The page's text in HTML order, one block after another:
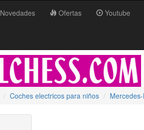
Novedades Ofertas Youtube
Coches electricos para niños